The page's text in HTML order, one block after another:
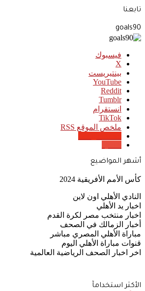
تابعنا
goals90
فيسبوك
‫X
بينتيريست
‫YouTube
انستقرام
‫TikTok
ملخص الموقع RSS
أشهر المواضيع
كأس الأمم الأفريقية 2024
النادي الأهلي اون لاين
اخبار يد الأهلي
اخبار منتخب مصر لكرة القدم
أخبار الزمالك في الصحف
مباراة الأهلي المصري مباشر
قنوات مباراة الأهلي اليوم
اخر اخبار الصحف الرياضية العالمية
الأكثر استخدامآ